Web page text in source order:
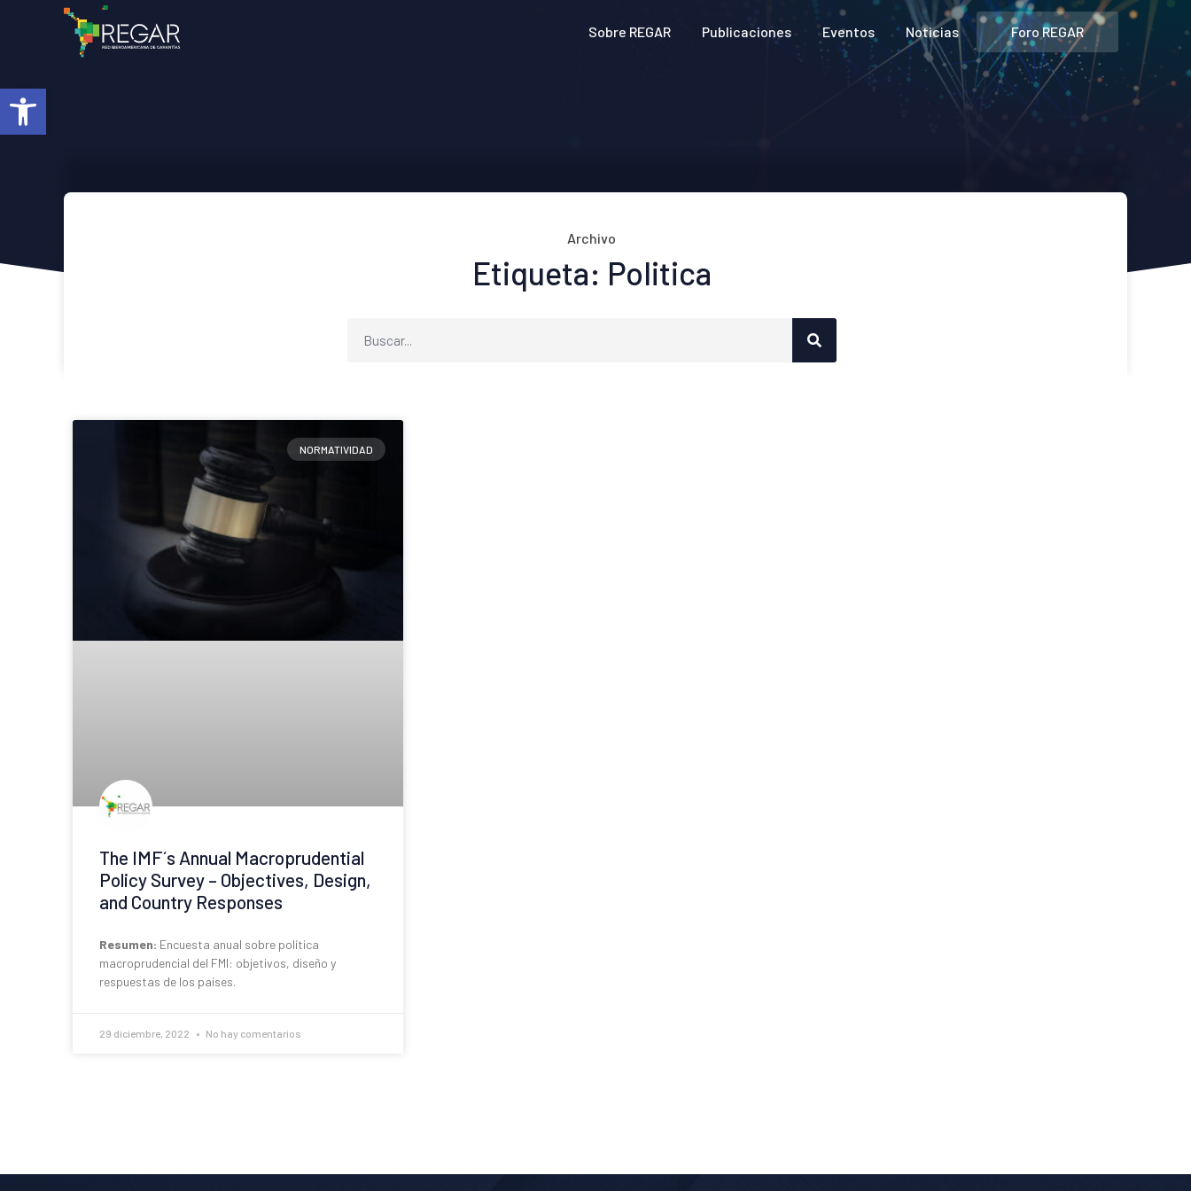
Abrir barra de herramientas
Sobre REGAR Publicaciones Eventos Noticias Foro REGAR
Archivo
Etiqueta: Politica
NORMATIVIDAD
The IMF´s Annual Macroprudential
Policy Survey – Objectives, Design,
and Country Responses
Resumen: Encuesta anual sobre política
macroprudencial del FMI: objetivos, diseño y
respuestas de los países.
29 diciembre, 2022 No hay comentarios